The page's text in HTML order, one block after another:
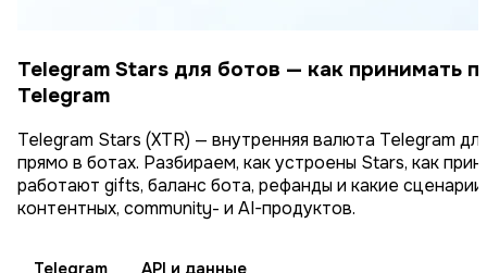
Telegram Stars для ботов — как принимать
Telegram
Telegram Stars (XTR) — внутренняя валюта Telegram
прямо в ботах. Разбираем, как устроены Stars, как
работают gifts, баланс бота, рефанды и какие
контентных, community- и AI-продуктов.
Telegram API и данные